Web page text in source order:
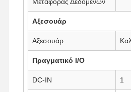
Μητρική πλακέτα firewall
Αξεσουάρ
Αξεσουάρ
Πραγματικό I/O
DC-IN 1